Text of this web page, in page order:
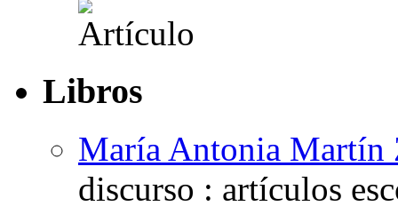
Libros
María Antonia Martín
discurso : artículos